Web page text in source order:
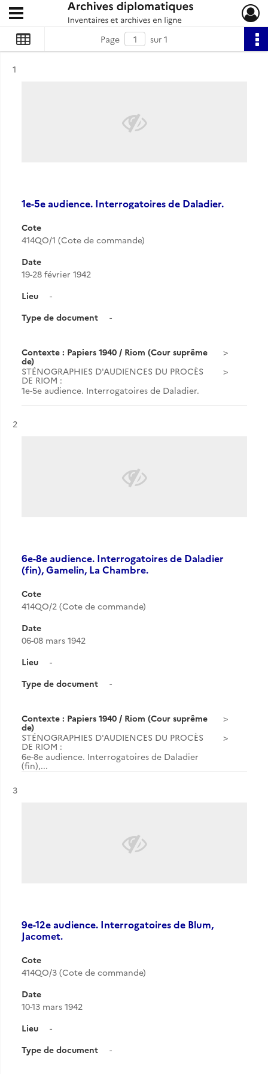
Archives diplomatiques
Ouvrir le menu déroulant
Page sur 1
Résultat n°
1
1e-5e audience. Interrogatoires de Daladier.
Cote
414QO/1 (Cote de commande)
Date
19-28 février 1942
Lieu
-
Type de document
-
Contexte : Papiers 1940 / Riom (Cour suprême
de)
STÉNOGRAPHIES D'AUDIENCES DU PROCÈS
DE RIOM :
1e-5e audience. Interrogatoires de Daladier.
Résultat n°
2
6e-8e audience. Interrogatoires de Daladier
(fin), Gamelin, La Chambre.
Cote
414QO/2 (Cote de commande)
Date
06-08 mars 1942
Lieu
-
Type de document
-
Contexte : Papiers 1940 / Riom (Cour suprême
de)
STÉNOGRAPHIES D'AUDIENCES DU PROCÈS
DE RIOM :
6e-8e audience. Interrogatoires de Daladier
(fin),...
Résultat n°
3
9e-12e audience. Interrogatoires de Blum,
Jacomet.
Cote
414QO/3 (Cote de commande)
Date
10-13 mars 1942
Lieu
-
Type de document
-